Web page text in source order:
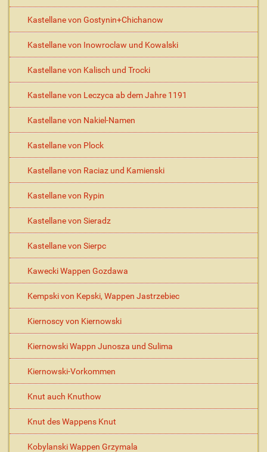
Kastellane von Gostynin+Chichanow
Kastellane von Inowroclaw und Kowalski
Kastellane von Kalisch und Trocki
Kastellane von Leczyca ab dem Jahre 1191
Kastellane von Nakiel-Namen
Kastellane von Plock
Kastellane von Raciaz und Kamienski
Kastellane von Rypin
Kastellane von Sieradz
Kastellane von Sierpc
Kawecki Wappen Gozdawa
Kempski von Kepski, Wappen Jastrzebiec
Kiernoscy von Kiernowski
Kiernowski Wappn Junosza und Sulima
Kiernowski-Vorkommen
Knut auch Knuthow
Knut des Wappens Knut
Kobylanski Wappen Grzymala